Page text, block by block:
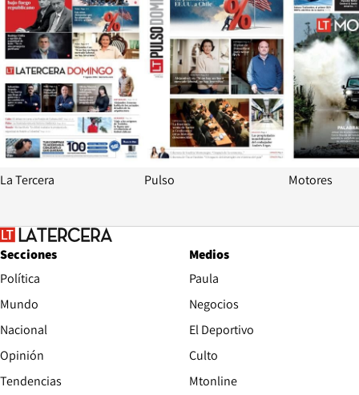
La Tercera Pulso Motores
Secciones
Política
Mundo
Nacional
Opinión
Tendencias
Medios
Paula
Negocios
El Deportivo
Culto
Mtonline